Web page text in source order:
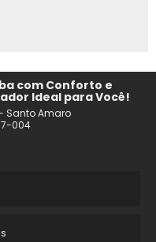
RESIDENCIAL
com Conforto e
Ideal para Você!
Santo Amaro
004